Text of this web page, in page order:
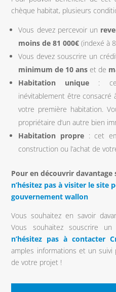
chèque habitat, plusieurs
Vous devez percevoir un
moins de 81 000€ (indexé à
Vous devez souscrire un
minimum de 10 ans et de
Habitation unique : ce
inévitablement être consacré
votre première habitation.
propriétaire d’un autre bien
Habitation propre: cet
construction ou l’achat de
Pour en découvrir davantage
n’hésitez pas à visiter le site
gouvernement wallon
Vous souhaitez en savoir
Vous souhaitez souscrire
n’hésitez pas à contacter
amples informations et un suivi
de votre projet !